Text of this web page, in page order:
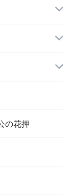
の花押